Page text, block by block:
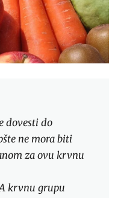
dovesti do
ne mora biti
za ovu krvnu
krvnu grupu